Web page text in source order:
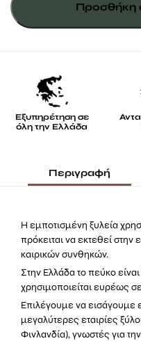
Προσθήκη
Εξυπηρέτηση σε
όλη την Ελλάδα
Περιγραφή
Η εμποτισμένη ξυλεία
πρόκειται να εκτεθεί
καιρικών συνθηκών.
Στην Ελλάδα το πεύκο
χρησιμοποιείται ευρέως
Επιλέγουμε να εισάγουμε
μεγαλύτερες εταιρίες
Φινλανδία), γνωστές για